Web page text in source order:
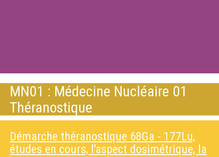
MN01 : Médecine Nucléaire 01
Théranostique
Démarche théranostique 68Ga - 177Lu,
études en cours, l'aspect dosimétrique, la